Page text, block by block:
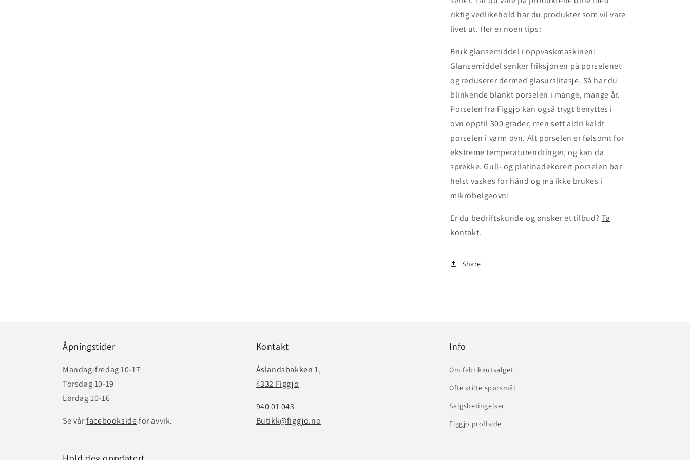
riktig vedlikehold har du produkter som vil vare
livet ut. Her er noen tips:
Bruk glansemiddel i oppvaskmaskinen!
Glansemiddel senker friksjonen på porselenet
og reduserer dermed glasurslitasje. Så har du
blinkende blankt porselen i mange, mange år.
Porselen fra Figgjo kan også trygt benyttes i
ovn opptil 300 grader, men sett aldri kaldt
porselen i varm ovn. Alt porselen er følsomt for
ekstreme temperaturendringer, og kan da
sprekke. Gull- og platinadekorert porselen bør
helst vaskes for hånd og må ikke brukes i
mikrobølgeovn!
Er du bedriftskunde og ønsker et tilbud? Ta
kontakt.
Share
Åpningstider
Mandag-fredag 10-17
Torsdag 10-19
Lørdag 10-16
Se vårfacebooksidefor avvik.
Kontakt
Åslandsbakken 1,
4332 Figgjo
940 01 043
Butikk@figgjo.no
Info
Om fabrikkutsalget
Ofte stilte spørsmål
Salgsbetingelser
Figgjo proffside